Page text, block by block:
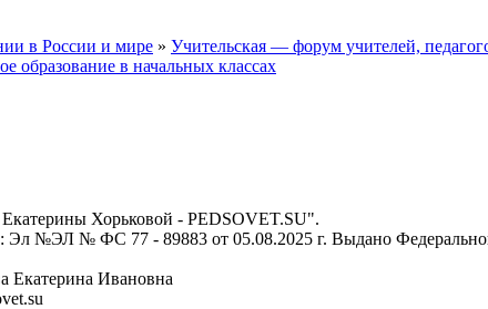
в России и мире » Учительская — форум учителей,
образование в начальных классах
Екатерины Хорьковой - PEDSOVET.SU".
Эл №ЭЛ № ФС 77 - 89883 от 05.08.2025 г. Выдано
Екатерина Ивановна